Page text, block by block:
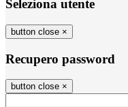
Seleziona utente
button close ×
Recupero password
button close ×